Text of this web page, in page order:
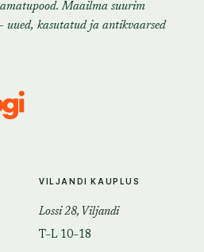
Maailma suurim
uued, kasutatud ja antikvaarsed
VILJANDI KAUPLUS
Lossi 28, Viljandi
T–L 10–18